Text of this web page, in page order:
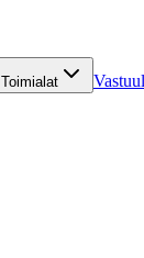
Toimialat